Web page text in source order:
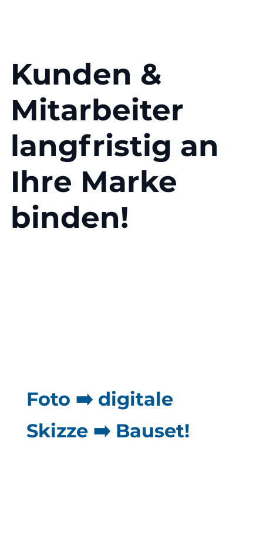
Foto ➡️ digitale
Skizze ➡️ Bauset!
Kunden &
Mitarbeiter
langfristig an
Ihre Marke
binden!